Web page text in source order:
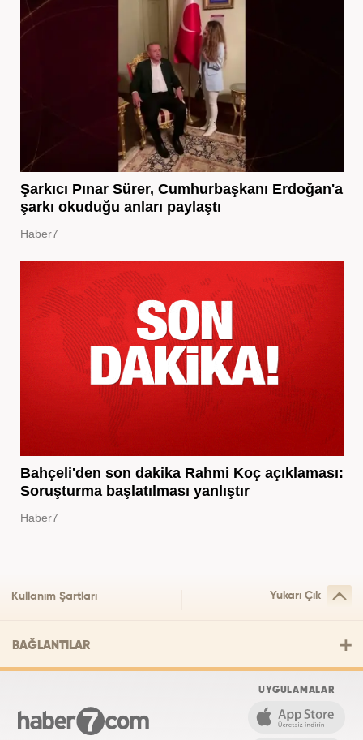
Şarkıcı Pınar Sürer, Cumhurbaşkanı Erdoğan'a
şarkı okuduğu anları paylaştı
Haber7
Bahçeli'den son dakika Rahmi Koç açıklaması:
Soruşturma başlatılması yanlıştır
Haber7
Kullanım Şartları Yukarı Çık
BAĞLANTILAR
UYGULAMALAR